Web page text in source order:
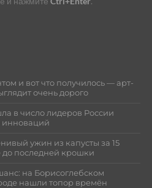
и вот что получилось — арт-
очень дорого
в число лидеров России
инноваций
ужин из капусты за 15
до последней крошки
на Борисоглебском
нашли топор времён